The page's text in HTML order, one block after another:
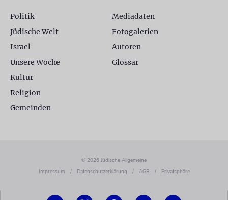
Politik
Jüdische Welt
Israel
Unsere Woche
Kultur
Religion
Gemeinden
Mediadaten
Fotogalerien
Autoren
Glossar
© 2026 Jüdische Allgemeine
Impressum
/ Datenschutzerklärung / AGB / Privatsphäre